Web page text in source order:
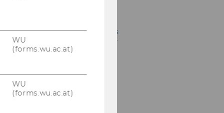
Umgründungssteuerges
etztes "Geburtstagsfeier
für ein Gesetzt"
Conference "Mobility of
WU
(forms.wu.ac.at)
WU
(forms.wu.ac.at)